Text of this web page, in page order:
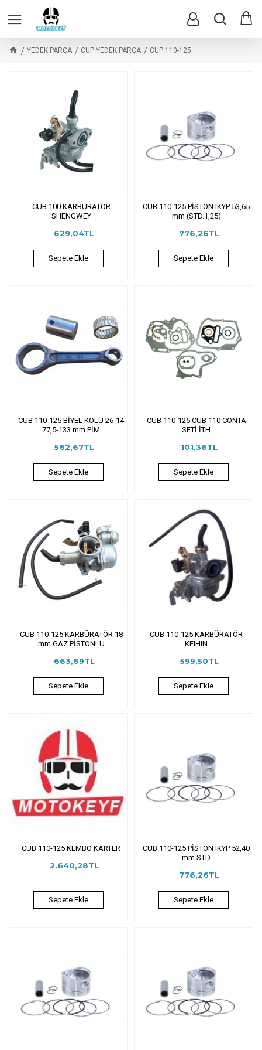
YEDEK PARÇA CUP YEDEK PARÇA CUP 110-125
CUB 100 KARBÜRATÖR
SHENGWEY
629,04TL
Sepete Ekle
CUB 110-125 PİSTON IKYP 53,65
mm (STD.1,25)
776,26TL
Sepete Ekle
CUB 110-125 BİYEL KOLU 26-14
77,5-133 mm PİM
562,67TL
Sepete Ekle
CUB 110-125 CUB 110 CONTA
SETİ İTH
101,36TL
Sepete Ekle
CUB 110-125 KARBÜRATÖR 18
mm GAZ PİSTONLU
663,69TL
Sepete Ekle
CUB 110-125 KARBÜRATÖR
KEIHIN
599,50TL
Sepete Ekle
CUB 110-125 KEMBO KARTER
2.640,28TL
Sepete Ekle
CUB 110-125 PİSTON IKYP 52,40
mm STD
776,26TL
Sepete Ekle